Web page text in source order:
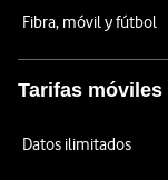
Fibra, móvil y fútbol
Tarifas móviles
Datos ilimitados